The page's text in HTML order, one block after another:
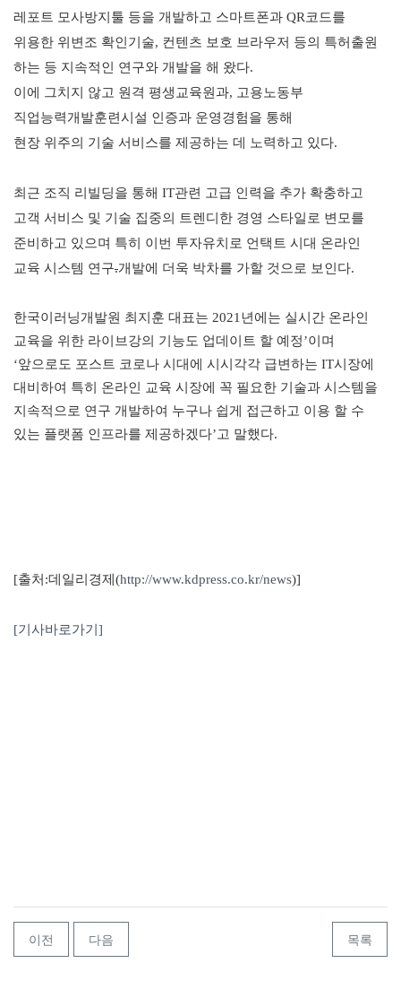
레포트 모사방지툴 등을 개발하고 스마트폰과 QR코드를
위용한 위변조 확인기술, 컨텐츠 보호 브라우저 등의 특허출원
하는 등 지속적인 연구와 개발을 해 왔다.
이에 그치지 않고 원격 평생교육원과, 고용노동부
직업능력개발훈련시설 인증과 운영경험을 통해
현장 위주의 기술 서비스를 제공하는 데 노력하고 있다.
최근 조직 리빌딩을 통해 IT관련 고급 인력을 추가 확충하고
고객 서비스 및 기술 집중의 트렌디한 경영 스타일로 변모를
준비하고 있으며 특히 이번 투자유치로 언택트 시대 온라인
교육 시스템 연구.개발에 더욱 박차를 가할 것으로 보인다.
한국이러닝개발원 최지훈 대표는 2021 년에는 실시간 온라인
교육을 위한 라이브강의 기능도 업데이트 할 예정’이며
‘앞으로도 포스트 코로나 시대에 시시각각 급변하는 IT시장에
대비하여 특히 온라인 교육 시장에 꼭 필요한 기술과 시스템을
지속적으로 연구 개발하여 누구나 쉽게 접근하고 이용 할 수
있는 플랫폼 인프라를 제공하겠다’고 말했다.
[출처:데일리경제(http://www.kdpress.co.kr/news)]
[기사바로가기]
이전 다음 목록